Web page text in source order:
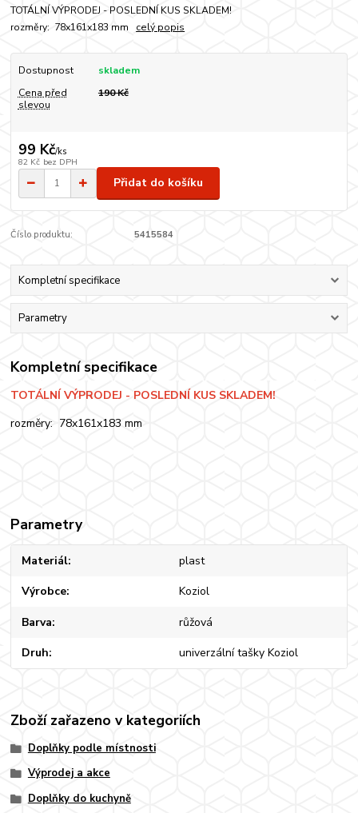
TOTÁLNÍ VÝPRODEJ - POSLEDNÍ KUS SKLADEM!
rozměry: 78x161x183 mm celý popis
Dostupnost
skladem
Cena před
slevou
190 Kč
99 Kč/ks
82 Kč bez DPH
Přidat do košíku
Číslo produktu: 5415584
Kompletní specifikace
Parametry
Kompletní specifikace
TOTÁLNÍ VÝPRODEJ - POSLEDNÍ KUS SKLADEM!
rozměry: 78x161x183 mm
Parametry
Materiál plast
Výrobce Koziol
Barva růžová
Druh univerzální tašky Koziol
Zboží zařazeno v kategoriích
Doplňky podle místnosti
Výprodej a akce
Doplňky do kuchyně